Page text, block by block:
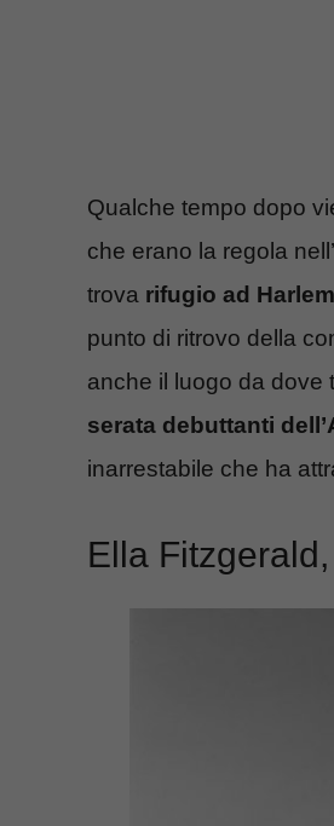
Qualche tempo dopo
che erano la regola
trova rifugio ad Harlem
punto di ritrovo della
anche il luogo da dove
serata debuttanti
inarrestabile che ha
Ella